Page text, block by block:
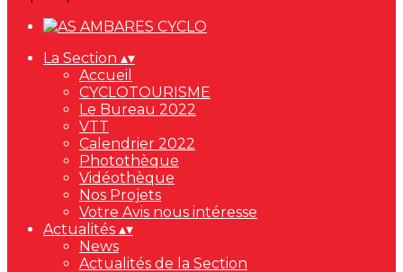
La Section ▴▾
Accueil
CYCLOTOURISME
Le Bureau 2022
VTT
Calendrier 2022
Photothèque
Vidéothèque
Nos Projets
Votre Avis nous intéresse
Actualités ▴▾
News
Actualités de la Section